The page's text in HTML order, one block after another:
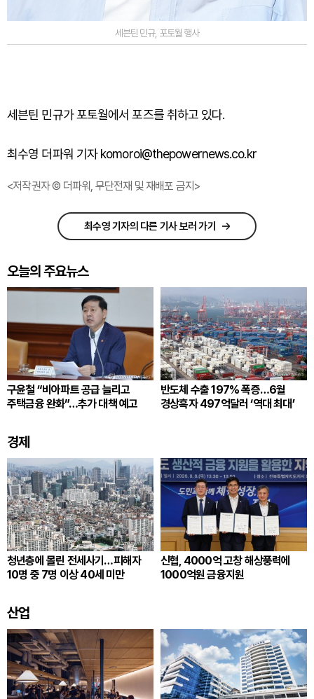
세븐틴 민규, 포토월 행사
세븐틴 민규가 포토월에서 포즈를 취하고 있다.
최수영 더파워 기자 komoroi@thepowernews.co.kr
<저작권자 © 더파워, 무단전재 및 재배포 금지>
최수영 기자의 다른 기사 보러 가기
오늘의 주요뉴스
구윤철 “비아파트 공급 늘리고
주택금융 완화”…추가 대책 예고
반도체 수출 197% 폭증…6월
경상흑자 497억달러 ‘역대 최대’
경제
청년층에 몰린 전세사기…피해자
10명 중 7명 이상 40세 미만
신협, 4000억 고창 해상풍력에
1000억원 금융지원
산업